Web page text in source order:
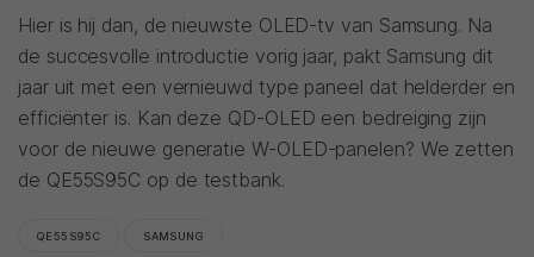
Hier is hij dan, de nieuwste OLED-tv van Samsung. Na
de succesvolle introductie vorig jaar, pakt Samsung dit
jaar uit met een vernieuwd type paneel dat helderder en
efficiënter is. Kan deze QD-OLED een bedreiging zijn
voor de nieuwe generatie W-OLED-panelen? We zetten
de QE55S95C op de testbank.
QE55S95C SAMSUNG